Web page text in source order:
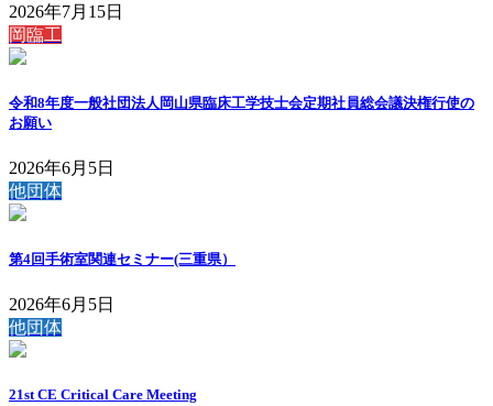
2026年7月15日
岡臨工
令和8年度一般社団法人岡山県臨床工学技士会定期社員総会議決権行使の
お願い
2026年6月5日
他団体
第4回手術室関連セミナー(三重県）
2026年6月5日
他団体
21st CE Critical Care Meeting